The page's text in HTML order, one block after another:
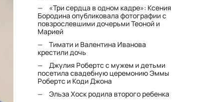
«Три сердца в одном кадре»: Ксения
Бородина опубликовала фотографии с
повзрослевшими дочерьми Теоной и
Марией
Тимати и Валентина Иванова
крестили дочь
Джулия Робертс с мужем и детьми
посетила свадебную церемонию Эммы
Робертс и Коди Джона
Эльза Хоск родила второго ребенка